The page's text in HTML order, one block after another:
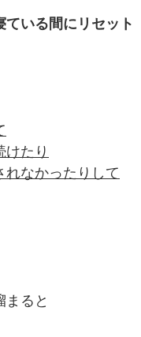
ている間にリセット
けたり
れなかったりして
まると